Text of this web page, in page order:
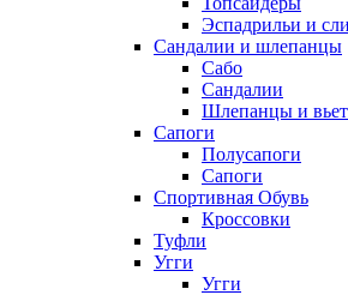
Эспадрильи и
Сандалии и шлепанцы
Сабо
Сандалии
Шлепанцы и
Сапоги
Полусапоги
Сапоги
Спортивная Обувь
Кроссовки
Туфли
Угги
Угги